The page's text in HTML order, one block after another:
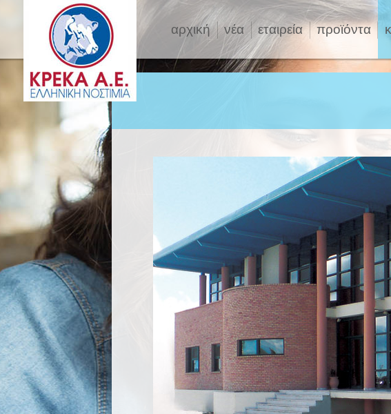
αρχική νέα εταιρεία προϊόντα